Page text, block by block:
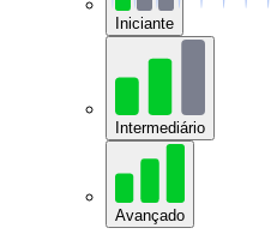
Iniciante
Intermediário
Avançado